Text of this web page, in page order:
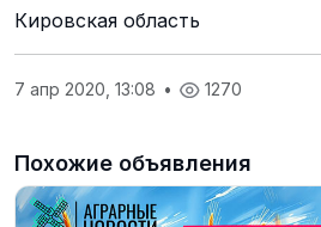
Кировская область
7 апр 2020, 13:08 • 1270
Похожие объявления